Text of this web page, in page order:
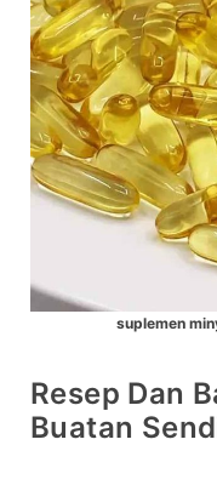
suplemen
Resep Dan
Buatan